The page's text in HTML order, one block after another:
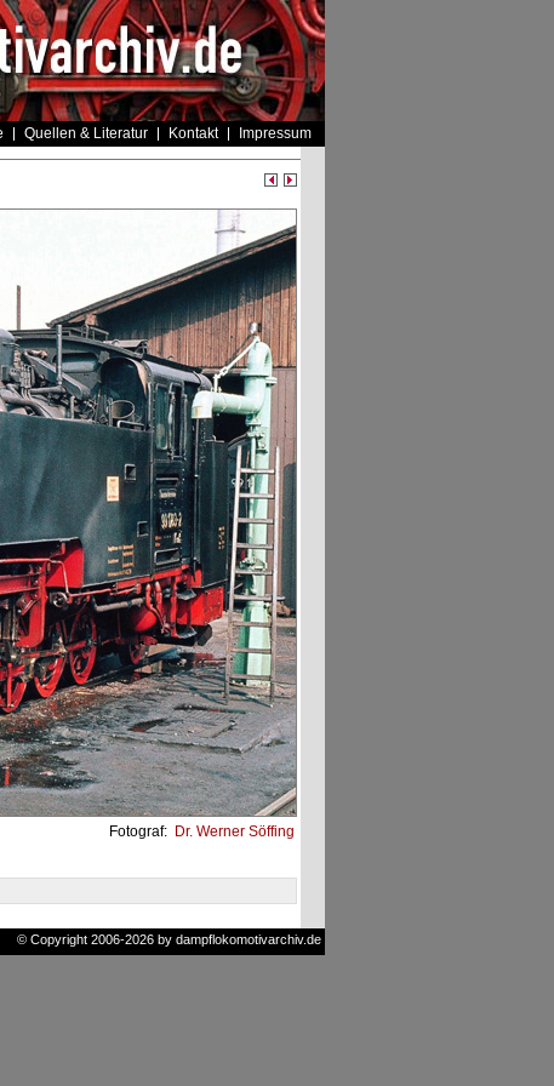
Quellen & Literatur Kontakt Impressum
Fotograf: Dr. Werner Söffing
© Copyright 2006-2026 by dampflokomotivarchiv.de